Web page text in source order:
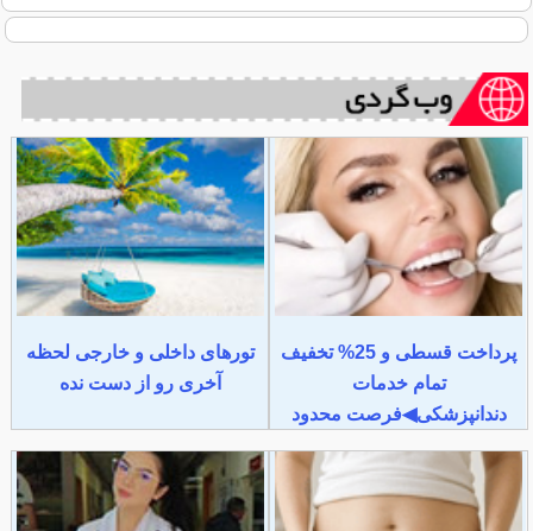
پرداخت قسطی و 25% تخفیف
تمام خدمات
دندانپزشکی◀فرصت محدود
تورهای داخلی و خارجی لحظه
آخری رو از دست نده